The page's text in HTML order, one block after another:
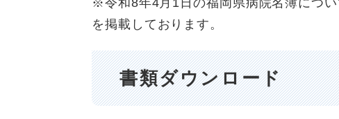
※令和8年4月1日の福岡県病院名簿につ
を掲載しております。
書類ダウンロード